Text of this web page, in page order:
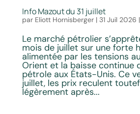
Info Mazout du 31 juillet
par Eliott Hornisberger| 31 Juil 2026 |
Le marché pétrolier
mois de juillet sur une forte
alimentée par les tensions
Orient et la baisse continue
pétrole aux États-Unis. Ce
juillet, les prix reculent
légèrement après...